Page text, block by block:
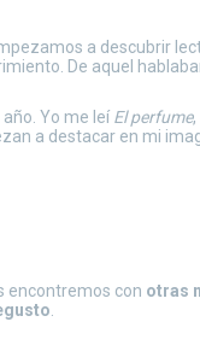
a descubrir
De aquel
Yo me leí El perfume
a destacar en mi
encontremos con otras